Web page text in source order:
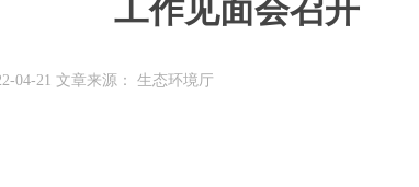
工作见面会召开
04-21 文章来源： 生态环境厅